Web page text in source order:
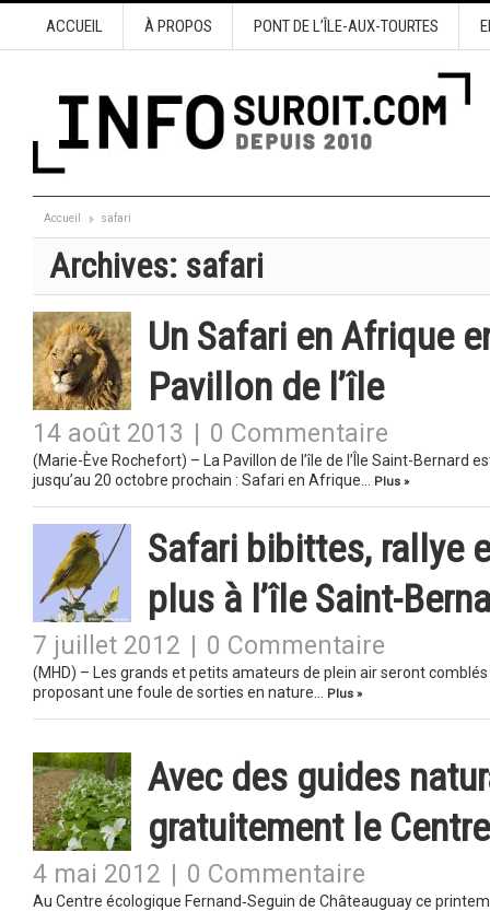
ACCUEIL À PROPOS PONT DE L’ÎLE-AUX-TOURTES
Accueil safari
Archives: safari
Un Safari en Afrique
Pavillon de l’île
14 août 2013 0 Commentaire
(Marie-Ève Rochefort) – La Pavillon de l’île de l’Île Saint-Bernard
jusqu’au 20 octobre prochain : Safari en Afrique…
Plus »
Safari bibittes, rallye
plus à l’île Saint-
7 juillet 2012 0 Commentaire
(MHD) – Les grands et petits amateurs de plein air seront
proposant une foule de sorties en nature…
Plus »
Avec des guides
gratuitement le
4 mai 2012 0 Commentaire
Au Centre écologique Fernand‐Seguin de Châteauguay ce